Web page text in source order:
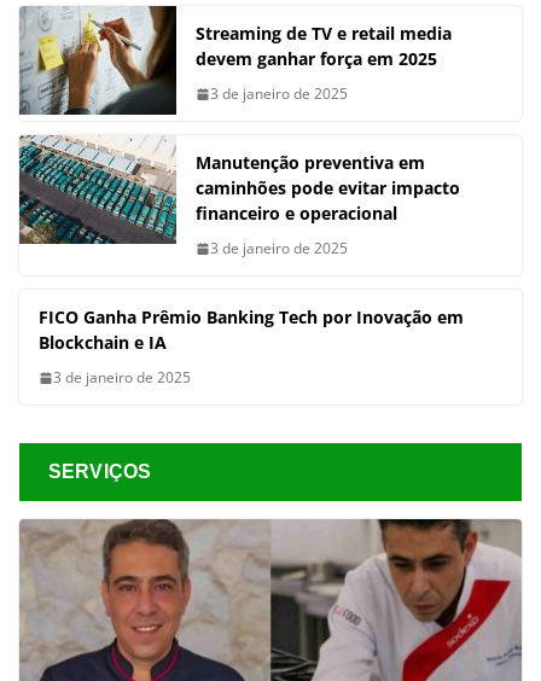
Streaming de TV e retail media
devem ganhar força em 2025
3 de janeiro de 2025
Manutenção preventiva em
caminhões pode evitar impacto
financeiro e operacional
3 de janeiro de 2025
FICO Ganha Prêmio Banking Tech por Inovação em
Blockchain e IA
3 de janeiro de 2025
SERVIÇOS